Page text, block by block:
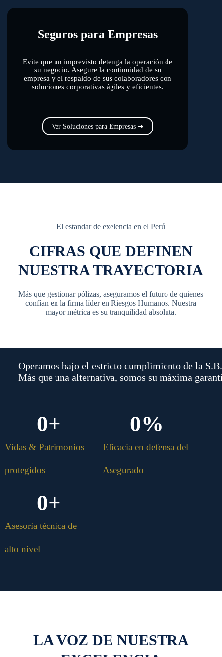
Seguros para Empresas
Evite que un imprevisto detenga la operación de
su negocio. Asegure la continuidad de su
empresa y el respaldo de sus colaboradores con
soluciones corporativas ágiles y eficientes.
Ver Soluciones para Empresas ➔
El estandar de exelencia en el Perú
CIFRAS QUE DEFINEN
NUESTRA TRAYECTORIA
Más que gestionar pólizas, aseguramos el futuro de quienes
confían en la firma líder en Riesgos Humanos. Nuestra
mayor métrica es su tranquilidad absoluta.
Operamos bajo el estricto cumplimiento de la
Más que una alternativa, somos su máxima
Vidas & Patrimonios
protegidos
0+
Eficacia en defensa del
Asegurado
0%
Asesoría técnica de
alto nivel
0+
LA VOZ DE NUESTRA